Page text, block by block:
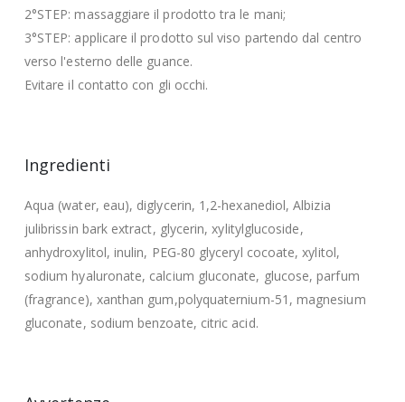
2°STEP: massaggiare il prodotto tra le mani;
3°STEP: applicare il prodotto sul viso partendo dal centro
verso l'esterno delle guance.
Evitare il contatto con gli occhi.
Ingredienti
Aqua (water, eau), diglycerin, 1,2-hexanediol, Albizia
julibrissin bark extract, glycerin, xylitylglucoside,
anhydroxylitol, inulin, PEG-80 glyceryl cocoate, xylitol,
sodium hyaluronate, calcium gluconate, glucose, parfum
(fragrance), xanthan gum,polyquaternium-51, magnesium
gluconate, sodium benzoate, citric acid.